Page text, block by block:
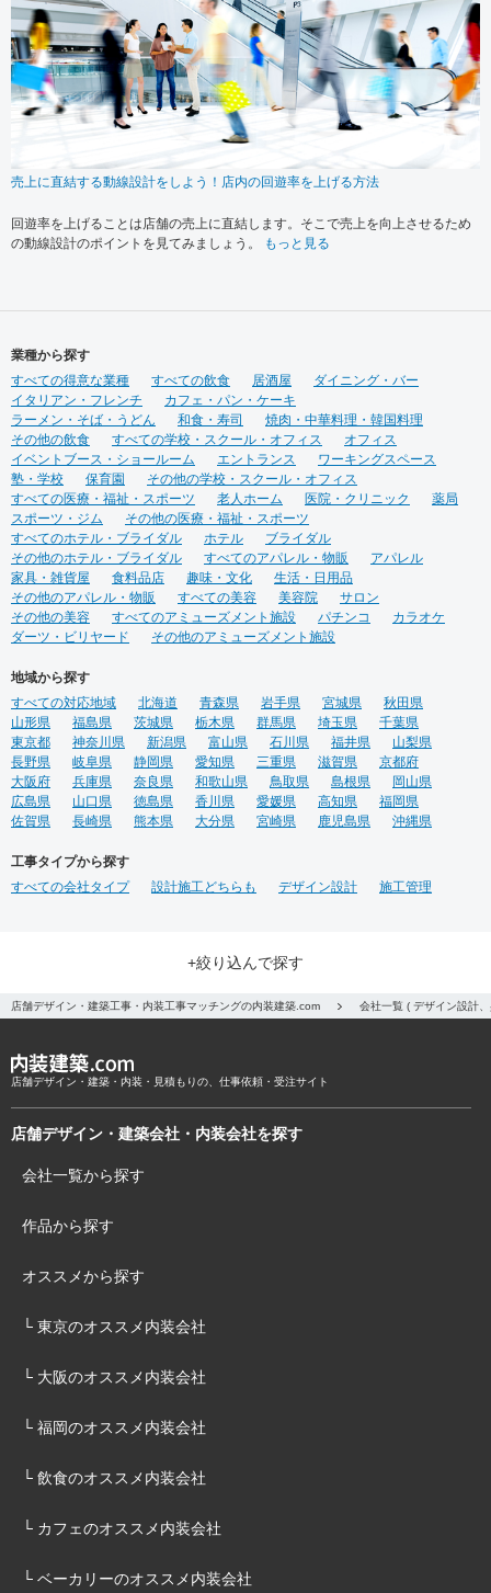
売上に直結する動線設計をしよう！店内の回遊率を上げる方法
回遊率を上げることは店舗の売上に直結します。そこで売上を向上させるため
の動線設計のポイントを見てみましょう。
もっと見る
業種から探す
すべての得意な業種
すべての飲食 居酒屋
ダイニング・バー
イタリアン・フレンチ
カフェ・パン・ケーキ
ラーメン・そば・うどん
和食・寿司
焼肉・中華料理・韓国料理
その他の飲食
すべての学校・スクール・オフィス
オフィス
イベントブース・ショールーム
エントランス
ワーキングスペース
塾・学校
保育園
その他の学校・スクール・オフィス
すべての医療・福祉・スポーツ
老人ホーム 医院・クリニック
薬局
スポーツ・ジム
その他の医療・福祉・スポーツ
すべてのホテル・ブライダル
ホテル
ブライダル
その他のホテル・ブライダル
すべてのアパレル・物販
アパレル
家具・雑貨屋
食料品店 趣味・文化
生活・日用品
その他のアパレル・物販
すべての美容 美容院
サロン
その他の美容
すべてのアミューズメント施設 パチンコ
カラオケ
ダーツ・ビリヤード
その他のアミューズメント施設
地域から探す
すべての対応地域
北海道 青森県 岩手県 宮城県
秋田県
山形県
福島県 茨城県 栃木県 群馬県 埼玉県
千葉県
東京都
神奈川県 新潟県 富山県 石川県 福井県
山梨県
長野県
岐阜県 静岡県 愛知県 三重県 滋賀県
京都府
大阪府
兵庫県 奈良県 和歌山県 鳥取県 島根県
岡山県
広島県
山口県 徳島県 香川県 愛媛県 高知県
福岡県
佐賀県
長崎県 熊本県 大分県 宮崎県 鹿児島県 沖縄県
工事タイプから探す
すべての会社タイプ
設計施工どちらも デザイン設計 施工管理
+絞り込んで探す
店舗デザイン・建築工事・内装工事マッチングの内装建築.com 会社一覧 ( デザイン設計
店舗デザイン・建築・内装・見積もりの、仕事依頼・受注サイト
店舗デザイン・建築会社・内装会社を探す
会社一覧から探す
作品から探す
オススメから探す
└ 東京のオススメ内装会社
└ 大阪のオススメ内装会社
└ 福岡のオススメ内装会社
└ 飲食のオススメ内装会社
└ カフェのオススメ内装会社
└ ベーカリーのオススメ内装会社